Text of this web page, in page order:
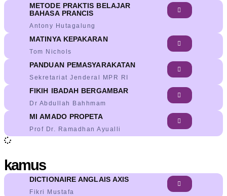
METODE PRAKTIS BELAJAR
BAHASA PRANCIS
Antony Hutagalung
MATINYA KEPAKARAN
Tom Nichols
PANDUAN PEMASYARAKATAN
Sekretariat Jenderal MPR RI
FIKIH IBADAH BERGAMBAR
Dr Abdullah Bahhmam
MI AMADO PROPETA
Prof Dr. Ramadhan Ayualli
kamus
DICTIONAIRE ANGLAIS AXIS
Fikri Mustafa